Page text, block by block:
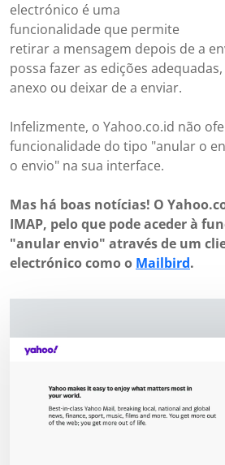
electrónico é uma
funcionalidade que permite
retirar a mensagem depois de a
possa fazer as edições
anexo ou deixar de a enviar.
Infelizmente, o Yahoo.co.id não
funcionalidade do tipo "anular o
o envio" na sua interface.
Mas há boas notícias! O
IMAP, pelo que pode aceder à
"anular envio" através de um
electrónico como o Mailbird.